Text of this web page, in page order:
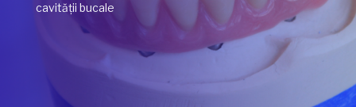
cavității bucale